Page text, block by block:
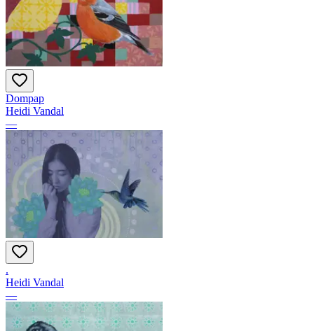
Dompap
Heidi Vandal
—
.
Heidi Vandal
—